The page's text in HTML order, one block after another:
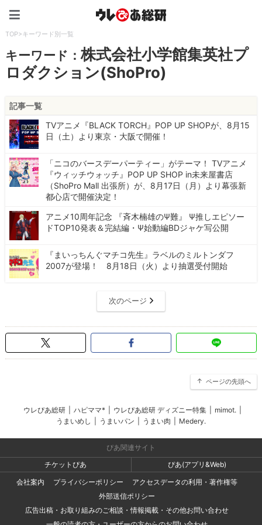
TOP>キーワード別一覧
キーワード：株式会社小学館集英社プ
ロダクション(ShoPro)
記事一覧
TVアニメ『BLACK TORCH』POP UP SHOPが、8月15
日（土）より東京・大阪で開催！
「ニコのバースデーパーティー」がテーマ！ TVアニメ
『ウィッチウォッチ』POP UP SHOP in未来屋書店
（ShoPro Mall 出張所）が、8月17日（月）より幕張新
都心店で開催決定！
アニメ10周年記念 『斉木楠雄のΨ難』 Ψ推しエピソー
ドTOP10発表＆完結編・Ψ始動編BDジャケ写公開
『まいっちんぐマチコ先生』ラベルのミルトンダフ
2007が登場！ 8月18日（火）より抽選受付開始
次のページ
ページの先頭へ
ウレぴあ総研 ハピママ* ウレぴあ総研 ディズニー特集 mimot.
うまいめし
うまいパン うまい肉 Medery.
ぴあ関連サイト
チケットぴあ
ぴあ(アプリ&Web)
会社案内
プライバシーポリシー
アクセスデータの利用・著作権等
外部送信ポリシー
広告出稿・お取り組みのご相談・情報掲載・その他お問い合わせ